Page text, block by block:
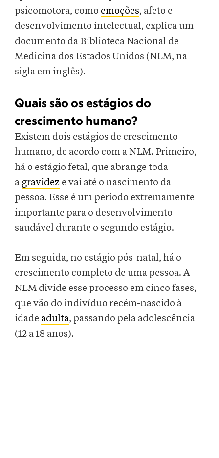
psicomotora, como emoções, afeto e
desenvolvimento intelectual, explica um
documento da Biblioteca Nacional de
Medicina dos Estados Unidos (NLM, na
sigla em inglês).
Quais são os estágios do
crescimento humano?
Existem dois estágios de crescimento
humano, de acordo com a NLM. Primeiro,
há o estágio fetal, que abrange toda
a gravidez e vai até o nascimento da
pessoa. Esse é um período extremamente
importante para o desenvolvimento
saudável durante o segundo estágio.
Em seguida, no estágio pós-natal, há o
crescimento completo de uma pessoa. A
NLM divide esse processo em cinco fases,
que vão do indivíduo recém-nascido à
idade adulta, passando pela adolescência
(12 a 18 anos).